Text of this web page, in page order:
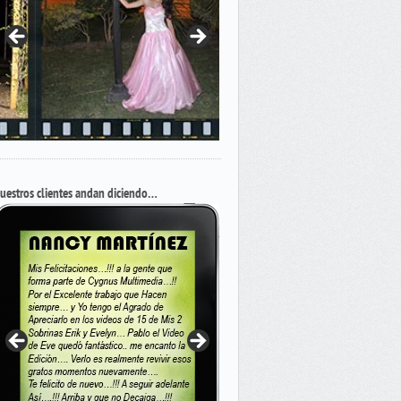
clientes andan diciendo…